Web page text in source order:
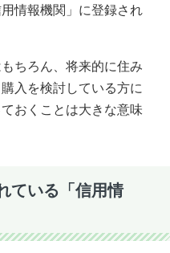
情報機関」に登録され
ちろん、将来的に住み
入を検討している方に
おくことは大きな意味
ている「信用情